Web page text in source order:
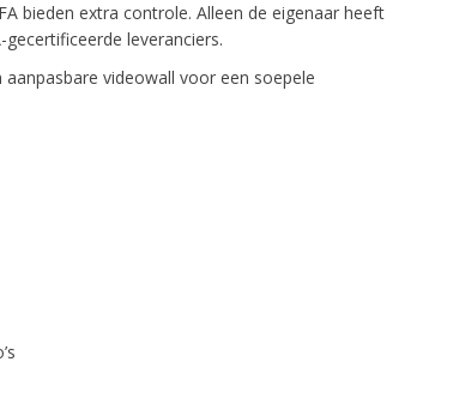
bieden extra controle. Alleen de eigenaar heeft
leveranciers.
videowall voor een soepele